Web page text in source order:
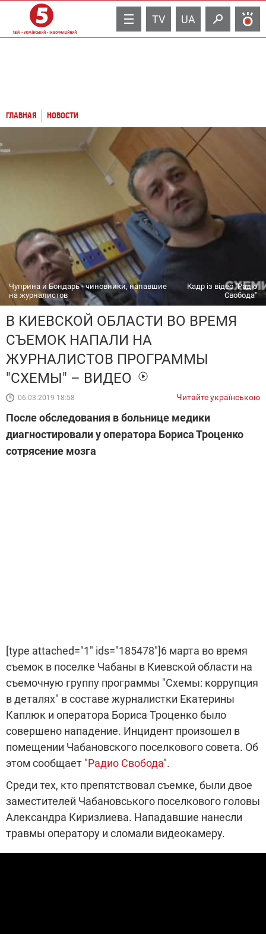
TV UA
ГЛАВНАЯ НОВОСТИ
Чуприна и Бондарь - чиновники, напавшие
на журналистов
Кадр із відео "Радіо
Свобода"
В КИЕВСКОЙ ОБЛАСТИ ВО ВРЕМЯ
СЪЕМОК НАПАЛИ НА
ЖУРНАЛИСТОВ ПРОГРАММЫ
"СХЕМЫ" – ВИДЕО
06.03.2019 18:58 Читайте українською
После обследования в больнице медики
диагностировали у оператора Бориса Троценко
сотрясение мозга
[type attached="1" ids="185478"]6 марта во время
съемок в поселке Чабаны в Киевской области на
съемочную группу программы "Схемы: коррупция
в деталях" в составе журналистки Екатерины
Каплюк и оператора Бориса Троценко было
совершено нападение. Инцидент произошел в
помещении Чабановского поселкового совета. Об
этом сообщает "Радио Свобода".
Среди тех, кто препятствовал съемке, были двое
заместителей Чабановського поселкового головы
Александра Киризлиева. Нападавшие нанесли
травмы оператору и сломали видеокамеру.